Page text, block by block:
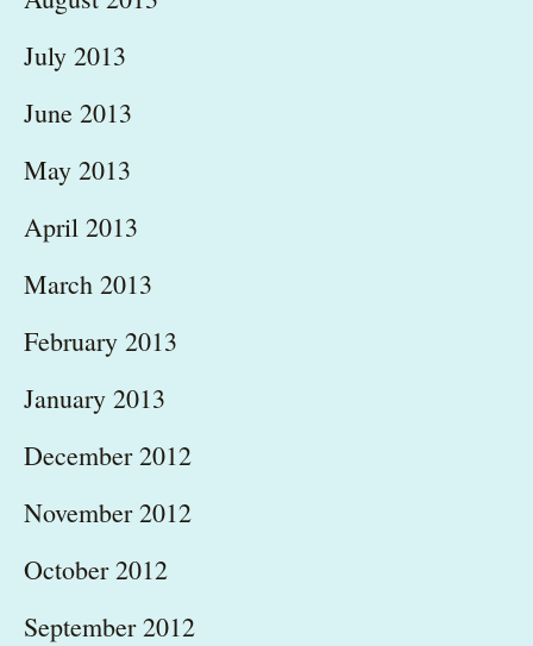
July 2013
June 2013
May 2013
April 2013
March 2013
February 2013
January 2013
December 2012
November 2012
October 2012
September 2012